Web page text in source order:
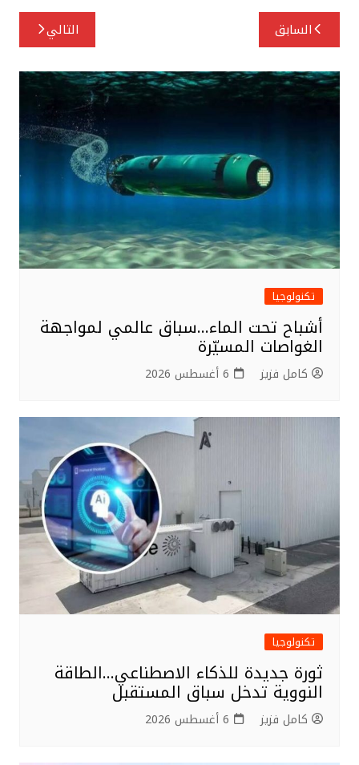
c
e
b
o
o
k
itt
e
r
تصفّح
المقالات
السابق التالي
تكنولوجيا
أشباح تحت الماء…سباق عالمي لمواجهة
الغواصات المسيّرة
كامل فزيز 6 أغسطس 2026
تكنولوجيا
ثورة جديدة للذكاء الاصطناعي…الطاقة
النووية تدخل سباق المستقبل
كامل فزيز 6 أغسطس 2026